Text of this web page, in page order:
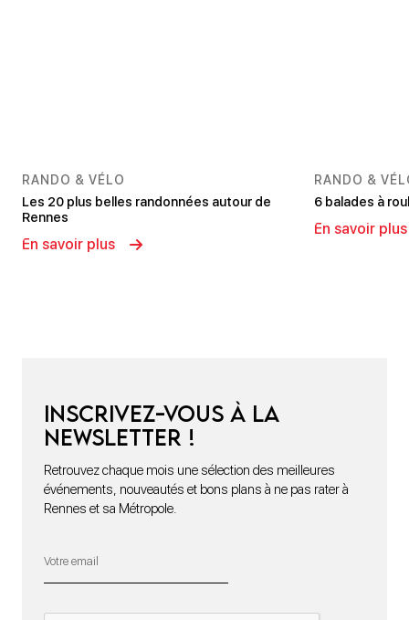
RANDO & VÉLO
Les 20 plus belles randonnées autour de
Rennes
En savoir plus
RANDO &
6 balades à
En savoir plus
Inscrivez-vous à la
newsletter !
Retrouvez chaque mois une sélection des meilleures
événements, nouveautés et bons plans à ne pas rater à
Rennes et sa Métropole.